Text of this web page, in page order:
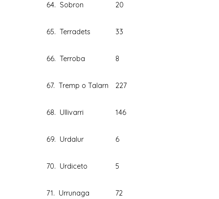
64. Sobron 20
65. Terradets 33
66. Terroba 8
67. Tremp o Talarn 227
68. Ullivarri 146
69. Urdalur 6
70. Urdiceto 5
71. Urrunaga 72